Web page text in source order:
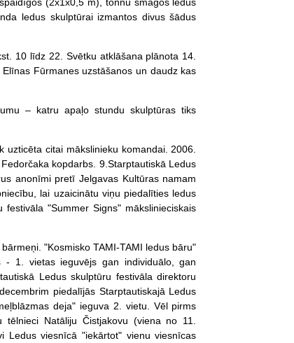
ledus skulptūrai izmantos divus šādus
10 līdz 22. Svētku atklāšana plānota 14.
Fūrmanes uzstāšanos un daudz kas
– katru apaļo stundu skulptūras tiks
citai mākslinieku komandai. 2006.
kopdarbs. 9.Starptautiskā Ledus
anonīmi pretī Jelgavas Kultūras namam
lai uzaicinātu viņu piedalīties ledus
"Summer Signs" mākslinieciskais
"Kosmisko TAMI-TAMI ledus bāru"
- 1. vietas ieguvējs gan individuālo, gan
Ledus skulptūru festivāla direktoru
piedalījās Starptautiskajā Ledus
deja" ieguva 2. vietu. Vēl pirms
Natāliju Čistjakovu (viena no 11.
Ledus viesnīcā "iekārtot" vienu viesnīcas